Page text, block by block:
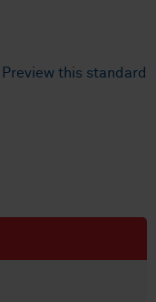
Preview this standard